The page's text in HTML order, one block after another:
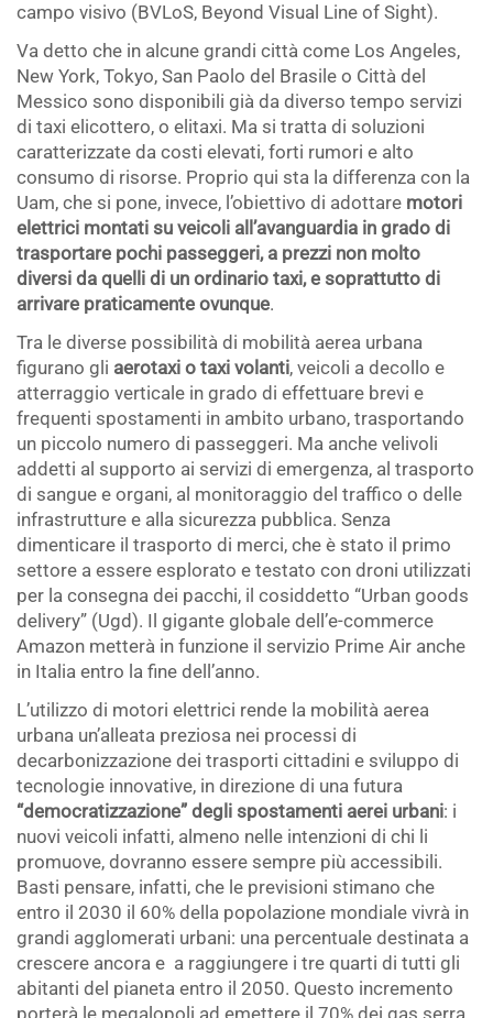
campo visivo (BVLoS, Beyond Visual Line of Sight).
Va detto che in alcune grandi città come Los Angeles,
New York, Tokyo, San Paolo del Brasile o Città del
Messico sono disponibili già da diverso tempo servizi
di taxi elicottero, o elitaxi. Ma si tratta di soluzioni
caratterizzate da costi elevati, forti rumori e alto
consumo di risorse. Proprio qui sta la differenza con la
Uam, che si pone, invece, l’obiettivo di adottare motori
elettrici montati su veicoli all’avanguardia in grado di
trasportare pochi passeggeri, a prezzi non molto
diversi da quelli di un ordinario taxi, e soprattutto di
arrivare praticamente ovunque.
Tra le diverse possibilità di mobilità aerea urbana
figurano gli aerotaxi o taxi volanti, veicoli a decollo e
atterraggio verticale in grado di effettuare brevi e
frequenti spostamenti in ambito urbano, trasportando
un piccolo numero di passeggeri. Ma anche velivoli
addetti al supporto ai servizi di emergenza, al trasporto
di sangue e organi, al monitoraggio del traffico o delle
infrastrutture e alla sicurezza pubblica. Senza
dimenticare il trasporto di merci, che è stato il primo
settore a essere esplorato e testato con droni utilizzati
per la consegna dei pacchi, il cosiddetto “Urban goods
delivery” (Ugd). Il gigante globale dell’e-commerce
Amazon metterà in funzione il servizio Prime Air anche
in Italia entro la fine dell’anno.
L’utilizzo di motori elettrici rende la mobilità aerea
urbana un’alleata preziosa nei processi di
decarbonizzazione dei trasporti cittadini e sviluppo di
tecnologie innovative, in direzione di una futura
“democratizzazione” degli spostamenti aerei urbani: i
nuovi veicoli infatti, almeno nelle intenzioni di chi li
promuove, dovranno essere sempre più accessibili.
Basti pensare, infatti, che le previsioni stimano che
entro il 2030 il 60% della popolazione mondiale vivrà in
grandi agglomerati urbani: una percentuale destinata a
crescere ancora e a raggiungere i tre quarti di tutti gli
abitanti del pianeta entro il 2050. Questo incremento